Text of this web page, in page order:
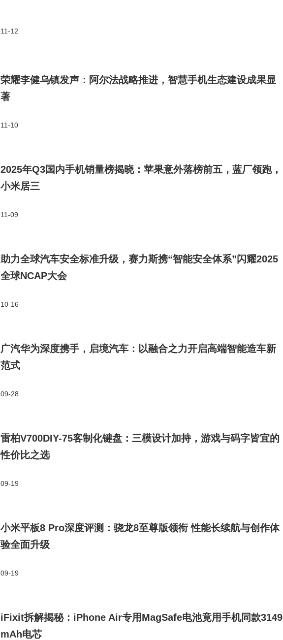
11-12
荣耀李健乌镇发声：阿尔法战略推进，智慧手机生态建设成果显
著
11-10
2025年Q3国内手机销量榜揭晓：苹果意外落榜前五，蓝厂领跑，
小米居三
11-09
助力全球汽车安全标准升级，赛力斯携“智能安全体系”闪耀2025
全球NCAP大会
10-16
广汽华为深度携手，启境汽车：以融合之力开启高端智能造车新
范式
09-28
雷柏V700DIY-75客制化键盘：三模设计加持，游戏与码字皆宜的
性价比之选
09-19
小米平板8 Pro深度评测：骁龙8至尊版领衔 性能长续航与创作体
验全面升级
09-19
iFixit拆解揭秘：iPhone Air专用MagSafe电池竟用手机同款3149
mAh电芯